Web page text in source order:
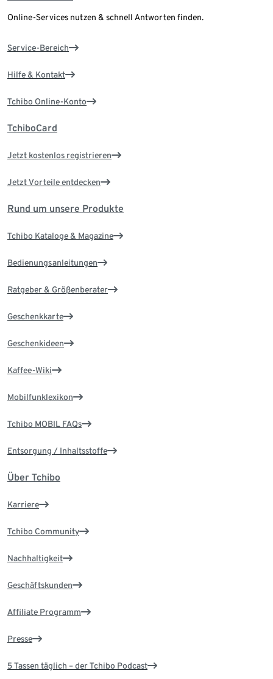
Online-Services nutzen & schnell Antworten finden.
Service-Bereich
Hilfe & Kontakt
Tchibo Online-Konto
TchiboCard
Jetzt kostenlos registrieren
Jetzt Vorteile entdecken
Rund um unsere Produkte
Tchibo Kataloge & Magazine
Bedienungsanleitungen
Ratgeber & Größenberater
Geschenkkarte
Geschenkideen
Kaffee-Wiki
Mobilfunklexikon
Tchibo MOBIL FAQs
Entsorgung / Inhaltsstoffe
Über Tchibo
Karriere
Tchibo Community
Nachhaltigkeit
Geschäftskunden
Affiliate Programm
Presse
5 Tassen täglich – der Tchibo Podcast